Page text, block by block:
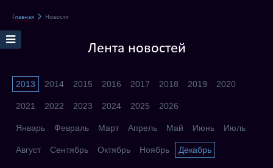
Главная Новости
Лента новостей
2013 2014 2015 2016 2017 2018 2019 2020
2021 2022 2023 2024 2025 2026
Январь Февраль Март Апрель Май Июнь Июль
Август Сентябрь Октябрь Ноябрь Декабрь